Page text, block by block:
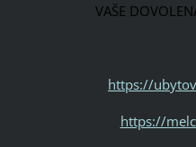
VAŠE
https://
https://